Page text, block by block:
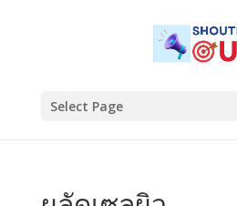
Select Page